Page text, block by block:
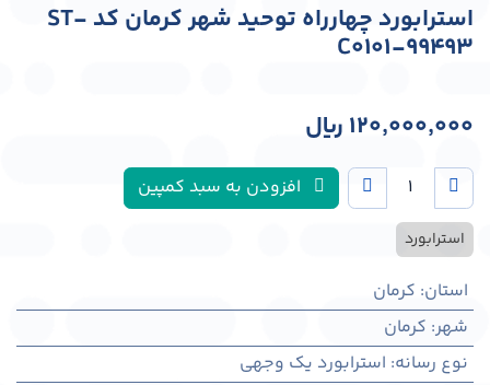
استرابورد چهارراه توحید شهر کرمان کد ST-
C0101-99493
120,000,000 ﷼
افزودن به سبد کمپین
استرابورد
استان: کرمان
شهر: كرمان
نوع رسانه: استرابورد یک وجهی